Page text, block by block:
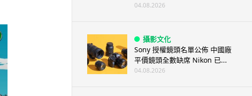
04.08.2026
攝影文化
Sony 授權鏡頭名單公佈 中國廠
平價鏡頭全數缺席 Nikon 已...
04.08.2026